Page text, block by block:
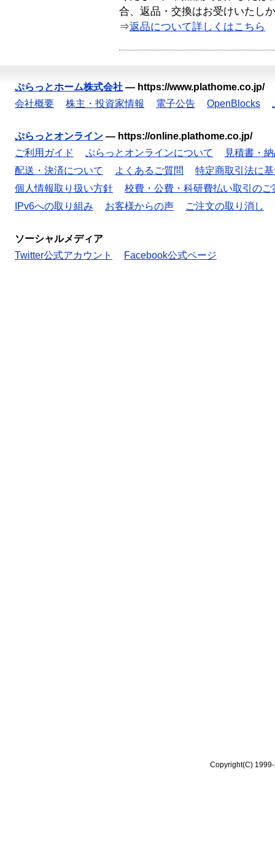
合、返品・交換はお受けいたし
⇒返品について詳しくはこちら
ぷらっとホーム株式会社 — https://www.plathome.co.jp/
会社概要
株主・投資家情報 電子公告 OpenBlocks
ぷらっとオンライン — https://online.plathome.co.jp/
ご利用ガイド
ぷらっとオンラインについて
見積書・
配送・決済について
よくあるご質問
特定商取引法に
個人情報取り扱い方針
校費・公費・科研費払い取引のご
IPv6への取り組み
お客様からの声 ご注文の取り消し
ソーシャルメディア
Twitter公式アカウント
Facebook公式ページ
Copyright(C)